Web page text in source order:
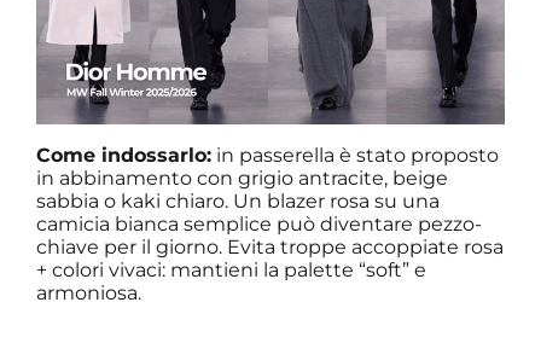
Come indossarlo: in passerella è stato proposto
in abbinamento con grigio antracite, beige
sabbia o kaki chiaro. Un blazer rosa su una
camicia bianca semplice può diventare pezzo-
chiave per il giorno. Evita troppe accoppiate rosa
+ colori vivaci: mantieni la palette “soft” e
armoniosa.